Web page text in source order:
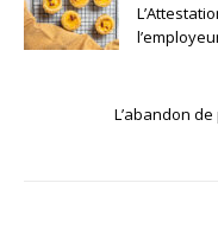
L’abandon